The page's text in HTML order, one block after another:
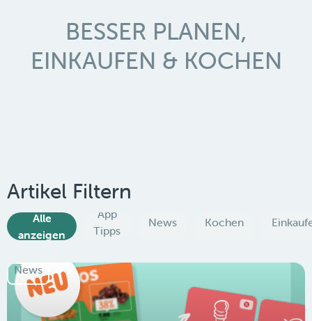
BESSER PLANEN,
EINKAUFEN & KOCHEN
Artikel Filtern
Alle
anzeigen
App
Tipps
News Kochen
News